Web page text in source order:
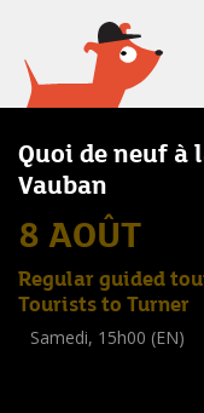
Quoi de neuf à
Vauban
8 AOÛT
Regular guided
Tourists to Turner
Samedi, 15h00 (EN)